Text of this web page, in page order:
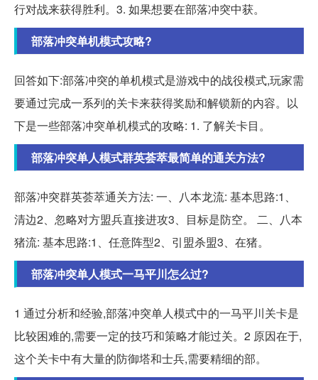
行对战来获得胜利。3. 如果想要在部落冲突中获。
部落冲突单机模式攻略?
回答如下:部落冲突的单机模式是游戏中的战役模式,玩家需
要通过完成一系列的关卡来获得奖励和解锁新的内容。以
下是一些部落冲突单机模式的攻略: 1. 了解关卡目。
部落冲突单人模式群英荟萃最简单的通关方法?
部落冲突群英荟萃通关方法: 一、八本龙流: 基本思路:1、
清边2、忽略对方盟兵直接进攻3、目标是防空。 二、八本
猪流: 基本思路:1、任意阵型2、引盟杀盟3、在猪。
部落冲突单人模式一马平川怎么过?
1 通过分析和经验,部落冲突单人模式中的一马平川关卡是
比较困难的,需要一定的技巧和策略才能过关。2 原因在于,
这个关卡中有大量的防御塔和士兵,需要精细的部。